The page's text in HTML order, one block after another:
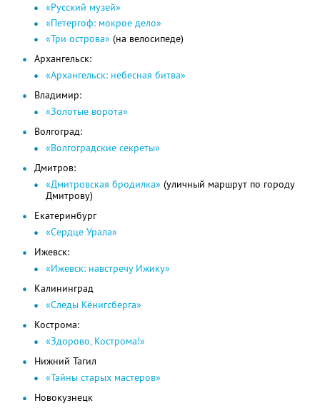
«Русский музей»
«Петергоф: мокрое дело»
«Три острова» (на велосипеде)
Архангельск:
«Архангельск: небесная битва»
Владимир:
«Золотые ворота»
Волгоград:
«Волгоградские секреты»
Дмитров:
«Дмитровская бродилка» (уличный маршрут по городу
Дмитрову)
Екатеринбург
«Сердце Урала»
Ижевск:
«Ижевск: навстречу Ижику»
Калининград
«Следы Кёнигсберга»
Кострома:
«Здорово, Кострома!»
Нижний Тагил
«Тайны старых мастеров»
Новокузнецк